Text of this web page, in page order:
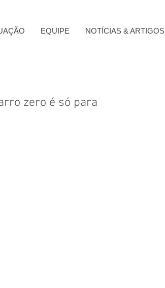
EQUIPE NOTÍCIAS & ARTIGOS
zero é só para